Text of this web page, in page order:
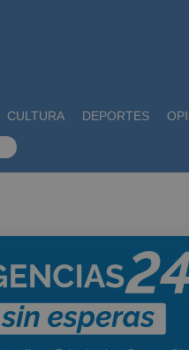
CULTURA DEPORTES